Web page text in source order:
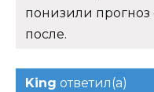
понизили прогноз
после.
King ответил(а)